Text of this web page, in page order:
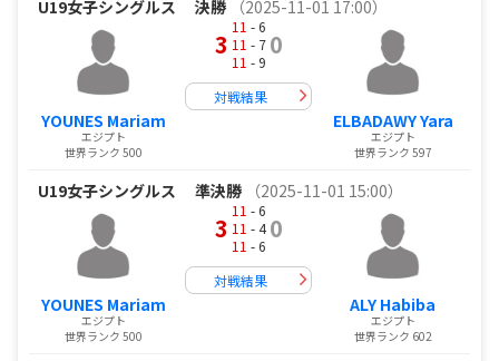
U19女子シングルス 決勝 （2025-11-01 17:00）
YOUNES Mariam
エジプト
世界ランク 500
3
11 - 6
11 - 7
11 - 9
0
対戦結果
ELBADAWY Yara
エジプト
世界ランク 597
U19女子シングルス 準決勝 （2025-11-01 15:00）
YOUNES Mariam
エジプト
世界ランク 500
3
11 - 6
11 - 4
11 - 6
0
対戦結果
ALY Habiba
エジプト
世界ランク 602